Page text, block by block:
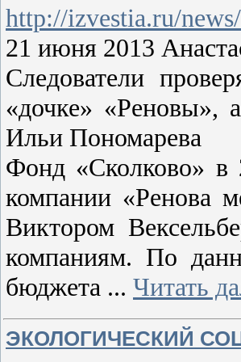
http://izvestia.ru/
21 июня 2013
Следователи
«дочке» «Реновы»,
Ильи Пономарева
Фонд «Сколково» в
компании «Ренова
Виктором
компаниям. По
бюджета ... Читать
ЭКОЛОГИЧЕСКИЙ